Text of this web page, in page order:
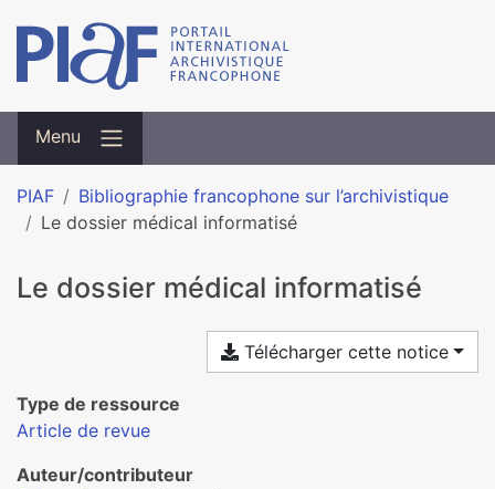
Menu
PIAF
Bibliographie francophone sur l’archivistique
Le dossier médical informatisé
Le dossier médical informatisé
Télécharger cette notice
Type de ressource
Article de revue
Auteur/contributeur